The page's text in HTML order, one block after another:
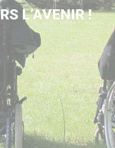
L’AVENIR !